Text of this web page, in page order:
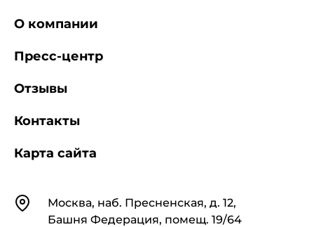
КонтактыМосква, наб. Пресненская, д. 12,
Башня Федерация, помещ. 19/64
О компании
Пресс-центр
Отзывы
Контакты
Карта сайта